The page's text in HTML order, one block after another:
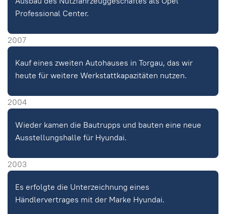
Professional Center.
2007
Kauf eines zweiten Autohauses in Torgau, das wir
heute für weitere Werkstattkapazitäten nutzen.
2004
Wieder kamen die Bautrupps und bauten eine neue
Ausstellungshalle für Hyundai.
2003
Es erfolgte die Unterzeichnung eines
Händlervertrages mit der Marke Hyundai.